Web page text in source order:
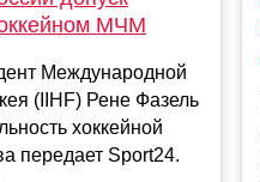
МЧМ
Международной
(IIHF) Рене Фазель
хоккейной
передает Sport24.